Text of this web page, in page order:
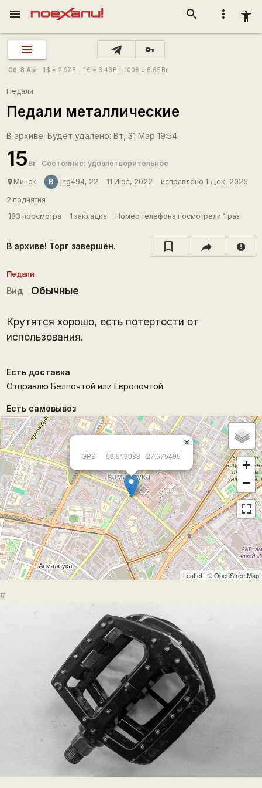
more_vert accessibility_new
search
menu
vpn_key
Сб, 8 Авг 1 $ = 2.97 Br 1€ = 3.43 Br 100₴ = 6.65 Br
Педали
Педали металлические
В архиве. Будет удалено: Вт, 31 Мар 19:54.
15 Br Состояние: удовлетворительное
place Минск В jhg494, 22 11 Июл, 2022 исправлено 1 Дек, 2025
2 поднятия
183 просмотра
1 закладка Номер телефона посмотрели 1 раз
В архиве! Торг завершён. report
Педали
Вид Обычные
Крутятся хорошо, есть потертости от
использования.
Есть доставка
Отправлю Белпочтой или Европочтой
Есть самовывоз
GPS 53.919083 27.575495
×
+
−
Leaflet | ©OpenStreetMap
#